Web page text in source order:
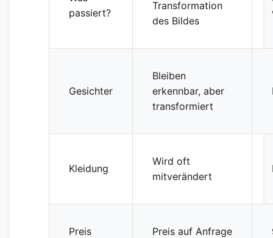
passiert?
Transformation
des Bildes
Gesichter
Bleiben
erkennbar, aber
transformiert
Kleidung
Wird oft
mitverändert
Preis Preis auf Anfrage